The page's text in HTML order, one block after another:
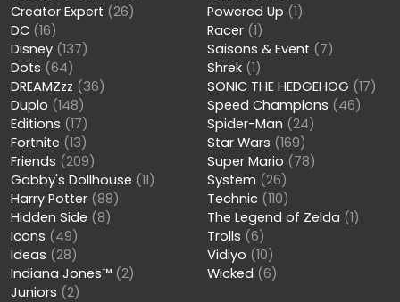
Creator Expert (26)
DC (16)
Disney (137)
Dots (64)
DREAMZzz (36)
Duplo (148)
Editions (17)
Fortnite (13)
Friends (209)
Gabby's Dollhouse (11)
Harry Potter (88)
Hidden Side (8)
Icons (49)
Ideas (28)
Indiana Jones™ (2)
Juniors (2)
Powered Up (1)
Racer (1)
Saisons & Event (7)
Shrek (1)
SONIC THE HEDGEHOG (17)
Speed Champions (46)
Spider-Man (24)
Star Wars (169)
Super Mario (78)
System (26)
Technic (110)
The Legend of Zelda (1)
Trolls (6)
Vidiyo (10)
Wicked (6)